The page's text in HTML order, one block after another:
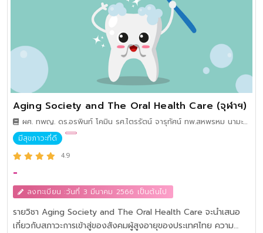
วิเคราะห์และหาข้อมูลเกี่ยวโภชนาการจากแหล่งที่เชื่อถือได้ เพื่อนำไป
ประยุกต์ใช้ในชีวิตประจำวัน
Aging Society and The Oral Health Care (จุฬาฯ)
ผศ. ทพญ. ดร.อรพินท์ โคมิน รศ.ไตรรัตน์ จารุทัศน์ ทพ.สหพรหม นามะ
โน และทพ.ชานน สุวรรณประพิศ
มีสุขภาวะที่ดี
4.9
-
ลงทะเบียน :วันที่ 3 มีนาคม 2566 เป็นต้นไป
รายวิชา Aging Society and The Oral Health Care จะนำเสนอ
เกี่ยวกับสภาวะการเข้าสู่ของสังคมผู้สูงอายุของประเทศไทย ความ